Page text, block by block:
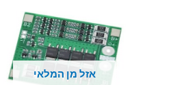
אזל מן המלאי